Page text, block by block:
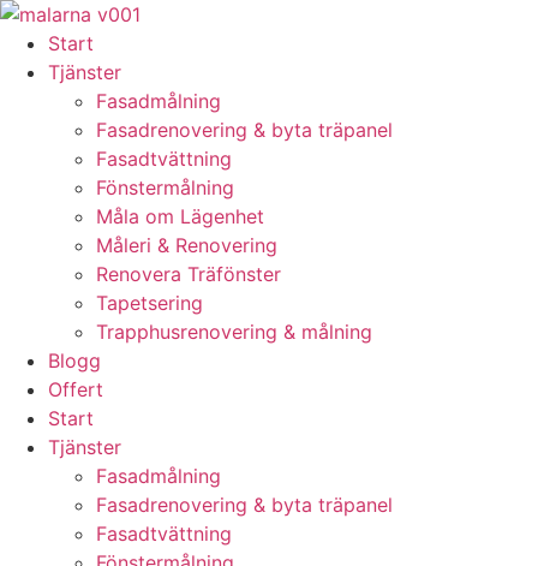
Skip
content
Start
Tjänster
Fasadmålning
Fasadrenovering & byta träpanel
Fasadtvättning
Fönstermålning
Måla om Lägenhet
Måleri & Renovering
Renovera Träfönster
Tapetsering
Trapphusrenovering & målning
Blogg
Offert
Start
Tjänster
Fasadmålning
Fasadrenovering & byta träpanel
Fasadtvättning